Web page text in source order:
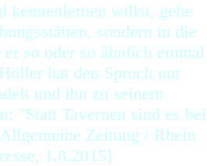
kennenlernen willst, gehe
sondern in die
so oder so ähnlich einmal
hat den Spruch nur
und ihn zu seinem
"Statt Tavernen sind es bei
Zeitung / Rhein
1.8.2015]